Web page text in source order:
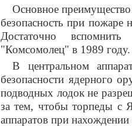
Основное
безопасность при
Достаточно
"Комсомолец" в 1989 году.
В центральном
безопасности ядерного
подводных лодок не
за тем, чтобы торпеды с
аппаратов при